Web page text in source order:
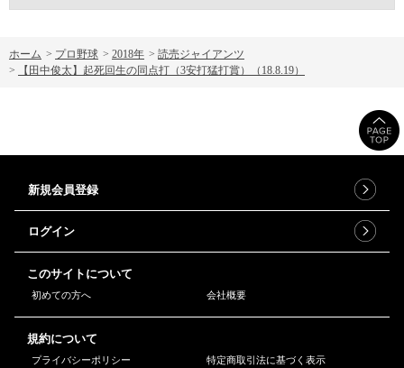
ホーム > プロ野球 > 2018年 > 読売ジャイアンツ
>
【田中俊太】起死回生の同点打（3安打猛打賞）（18.8.19）
新規会員登録
ログイン
このサイトについて
初めての方へ 会社概要
規約について
プライバシーポリシー 特定商取引法に基づく表示